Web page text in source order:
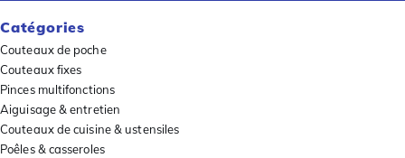
Catégories
Couteaux de poche
Couteaux fixes
Pinces multifonctions
Aiguisage & entretien
Couteaux de cuisine & ustensiles
Poêles & casseroles